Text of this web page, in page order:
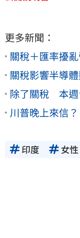
更多新聞：
關稅＋匯率擾
關稅影響半導
除了關稅 本週
川普晚上來信
印度 女性